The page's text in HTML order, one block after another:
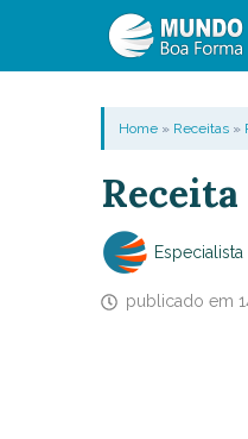
Home» Receitas»
publicado em